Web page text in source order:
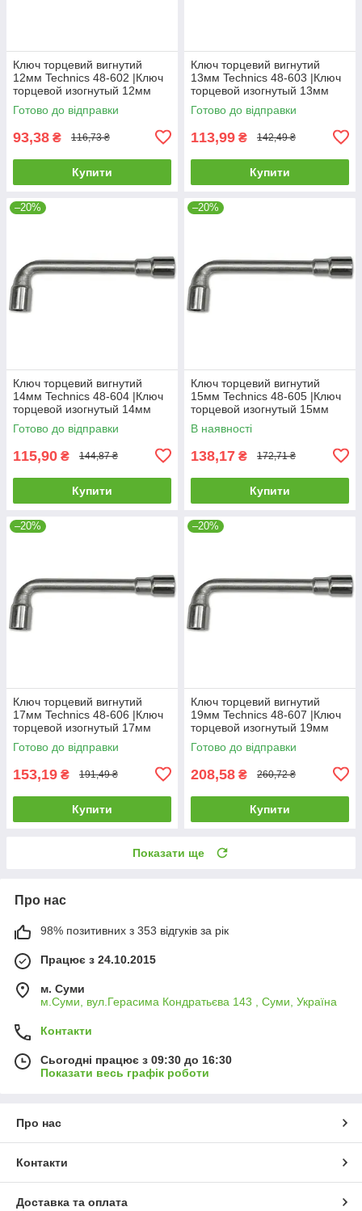
Ключ торцевий вигнутий
12мм Technics 48-602 |Ключ
торцевой изогнутый 12мм
Technics
Готово до відправки
93,38 ₴ 116,73 ₴
Купити
Ключ торцевий вигнутий
13мм Technics 48-603 |Ключ
торцевой изогнутый 13мм
Technics
Готово до відправки
113,99 ₴ 142,49 ₴
Купити
–20%
Ключ торцевий вигнутий
14мм Technics 48-604 |Ключ
торцевой изогнутый 14мм
Technics
Готово до відправки
115,90 ₴ 144,87 ₴
Купити
–20%
Ключ торцевий вигнутий
15мм Technics 48-605 |Ключ
торцевой изогнутый 15мм
Technics
В наявності
138,17 ₴ 172,71 ₴
Купити
–20%
Ключ торцевий вигнутий
17мм Technics 48-606 |Ключ
торцевой изогнутый 17мм
Technics
Готово до відправки
153,19 ₴ 191,49 ₴
Купити
–20%
Ключ торцевий вигнутий
19мм Technics 48-607 |Ключ
торцевой изогнутый 19мм
Technics
Готово до відправки
208,58 ₴ 260,72 ₴
Купити
Показати ще
Про нас
98% позитивних з 353 відгуків за рік
Працює з 24.10.2015
м. Суми
м.Суми, вул.Герасима Кондратьєва 143 , Суми, Україна
Контакти
Сьогодні працює з 09:30 до 16:30
Показати весь графік роботи
Про нас
Контакти
Доставка та оплата